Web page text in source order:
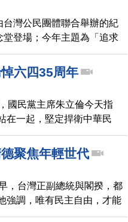
灣公民團體聯合舉辦的紀
登場；今年主題為「追求
哀儀式預計在晚上8點9分進
權國家侵犯人權的惡行。
人地區，唯一可公開紀念六
六四35周年
國民黨主席朱立倫今天指
在一起，堅定捍衛中華民
調，一個國家是否進步，取
，已經到應該平反六四的時
。
聚焦年輕世代
，台灣正副總統與閣揆，都
強調，唯有民主自由，才能
，感動關心中國民主的每一